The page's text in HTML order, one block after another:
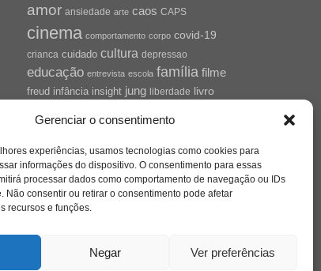
Gerenciar o consentimento
experiências, usamos tecnologias como cookies para
informações do dispositivo. O consentimento para essas
processar dados como comportamento de navegação ou IDs
Não consentir ou retirar o consentimento pode afetar
recursos e funções.
Negar Ver preferências
amor ansiedade arte caos CAPS
cinema comportamento corpo covid-19
crianca cuidado cultura depressao
educação entrevista escola família filme
freud infância insight jung liberdade livro
pandemia psicanálise
psicologia redes sociais relato
saúdesaúde mental
sexualidade